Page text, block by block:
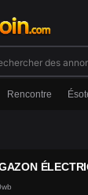
Rencontre